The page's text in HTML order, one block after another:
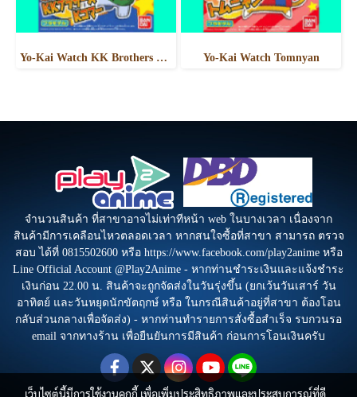
Yo-Kai Watch KK Brothers K Koma Yo-Kai Watch Tomnyan
จำนวนสินค้า ที่สาขาอาจไม่เท่าทีหน้า web ในบางเวลา เนื่องจาก
สินค้ามีการเคลือนไหวตลอดเวลา หากสนใจซื้อที่สาขา สามารถ ตรวจ
สอบ ได้ที่ 0815502600 หรือ https://www.facebook.com/play2anime หรือ
Line Official Account @Play2Anime - หากท่านชำระเงินและแจ้งชำระ
เงินก่อน 22.00 น. สินค้าจะถูกจัดส่งในวันรุ่งขึ้น (ยกเว้นวันเสาร์ วัน
อาทิตย์ และวันหยุดนักขัตฤกษ์ หรือ ในกรณีสินค้าอยู่ที่สาขา ต้องโอน
กลับส่วนกลางเพื่อจัดส่ง) - หากท่านทำรายการสั่งซื้อสำเร็จ รบกวนรอ
email จากทางร้าน เพื่อยืนยันการมีสินค้า ก่อนการโอนเงินครับ
เว็บไซต์นี้มีการใช้งานคุกกี้ เพื่อเพิ่มประสิทธิภาพและประสบการณ์ที่ดี